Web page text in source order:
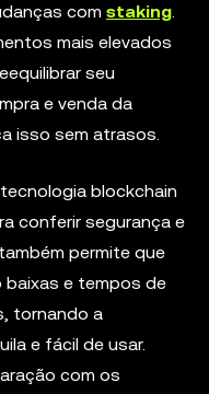
com staking.
mais elevados
seu
e venda da
isso sem atrasos.
blockchain
conferir segurança e
permite que
e tempos de
tornando a
e fácil de usar.
com os